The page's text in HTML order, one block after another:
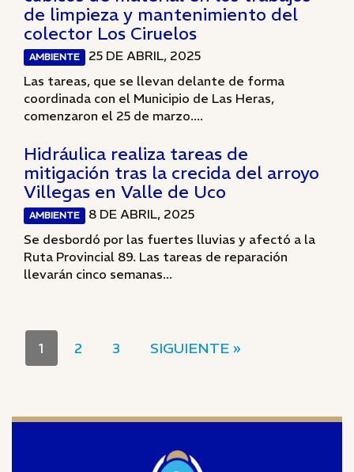
de limpieza y mantenimiento del
colector Los Ciruelos
AMBIENTE
25 DE ABRIL, 2025
Las tareas, que se llevan delante de forma
coordinada con el Municipio de Las Heras,
comenzaron el 25 de marzo....
Hidráulica realiza tareas de
mitigación tras la crecida del arroyo
Villegas en Valle de Uco
AMBIENTE
8 DE ABRIL, 2025
Se desbordó por las fuertes lluvias y afectó a la
Ruta Provincial 89. Las tareas de reparación
llevarán cinco semanas...
1 2 3 SIGUIENTE »